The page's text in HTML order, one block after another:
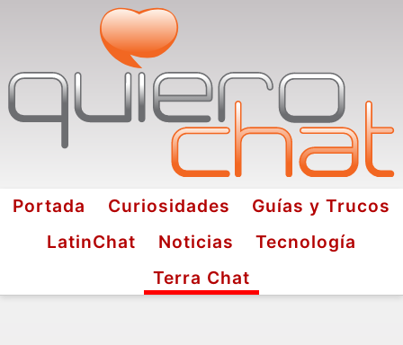
Portada Curiosidades
Guías y Trucos
LatinChat
Noticias
Tecnología
Terra Chat